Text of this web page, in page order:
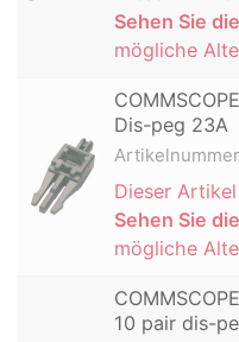
Sehen Sie
mögliche
Dis-peg 23A
Dieser
Sehen Sie
mögliche
10 pair dis-